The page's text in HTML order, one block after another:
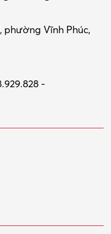
phường Vĩnh Phúc,
-